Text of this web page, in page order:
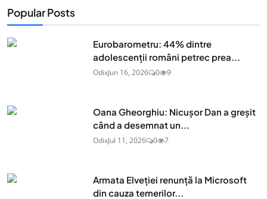
Popular Posts
Eurobarometru: 44% dintre
adolescenţii români petrec prea...
OdixJun 16, 2026 0 9
Oana Gheorghiu: Nicușor Dan a greșit
când a desemnat un...
OdixJul 11, 2026 0 7
Armata Elveției renunță la Microsoft
din cauza temerilor...